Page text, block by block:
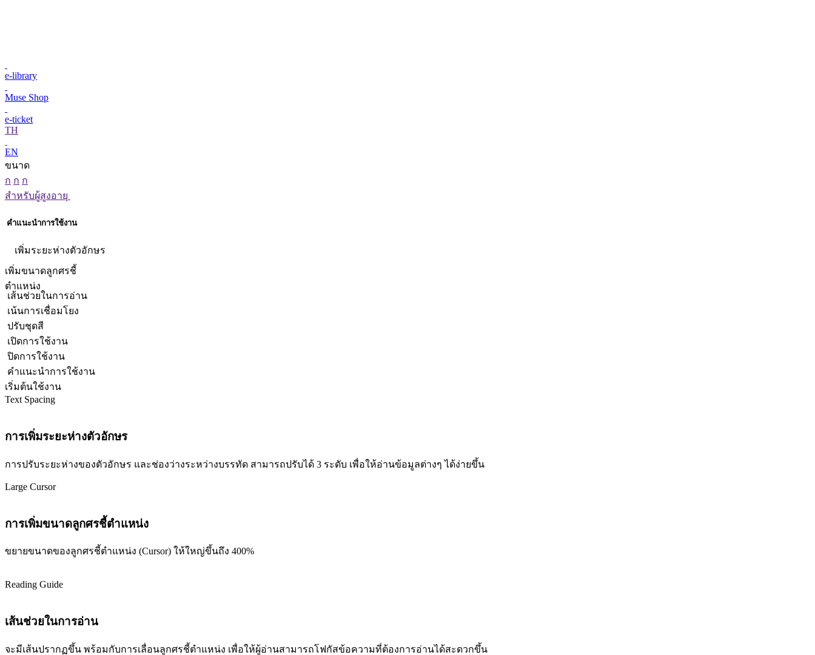
e-library
Muse Shop
e-ticket
TH
EN
ขนาด
ก ก ก
สำหรับผู้สูงอายุ
คำแนะนำการใช้งาน
เพิ่มระยะห่างตัวอักษร
เพิ่มขนาดลูกศรชี้
ตำแหน่ง
เส้นช่วยในการอ่าน
เน้นการเชื่อมโยง
ปรับชุดสี
เปิดการใช้งาน
ปิดการใช้งาน
คำแนะนำการใช้งาน
เริ่มต้นใช้งาน
Text Spacing
การเพิ่มระยะห่างตัวอักษร
การปรับระยะห่างของตัวอักษร และช่องว่างระหว่างบรรทัด สามารถปรับได้ 3 ระดับ เพื่อให้อ่านข้อมูลต่างๆ ได้ง่ายขึ้น
Large Cursor
การเพิ่มขนาดลูกศรชี้ตำแหน่ง
ขยายขนาดของลูกศรชี้ตำแหน่ง (Cursor) ให้ใหญ่ขึ้นถึง 400%
Reading Guide
เส้นช่วยในการอ่าน
จะมีเส้นปรากฏขึ้น พร้อมกับการเลื่อนลูกศรชี้ตำแหน่ง เพื่อให้ผู้อ่านสามารถโฟกัสข้อความที่ต้องการอ่านได้สะดวกขึ้น